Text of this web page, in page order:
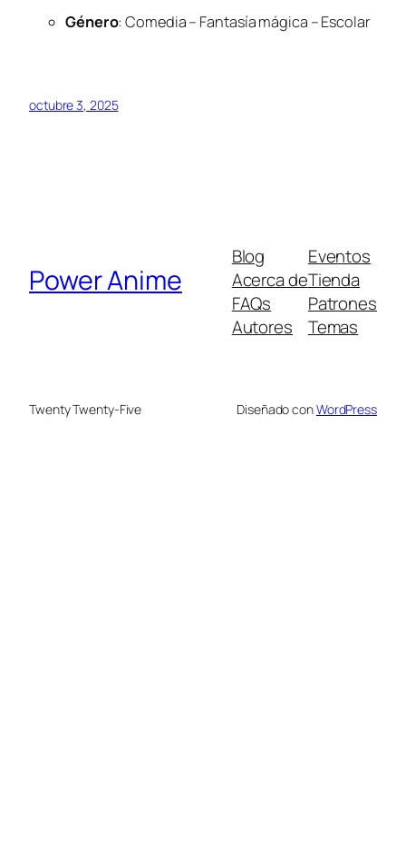
Género: Comedia – Fantasía mágica – Escolar
octubre 3, 2025
Power Anime
Blog
Acerca de
FAQs
Autores
Eventos
Tienda
Patrones
Temas
Twenty Twenty-Five Diseñado conWordPress